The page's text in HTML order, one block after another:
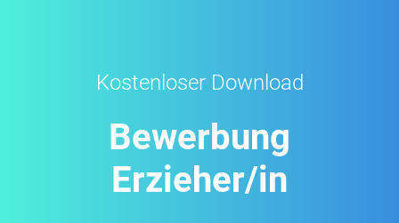
Kostenloser Download
Bewerbung
Erzieher/in